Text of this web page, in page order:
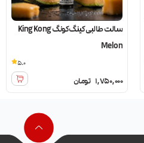
سالت طالبی کینگ کونگ King Kong
Melon
1,750,000 تومان
5.0